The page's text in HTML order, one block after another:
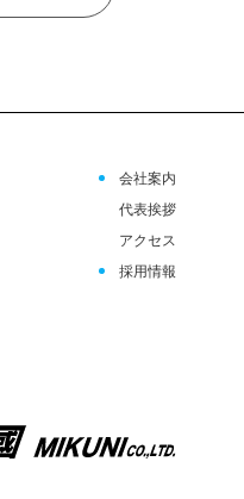
会社案内
代表挨拶
アクセス
採用情報